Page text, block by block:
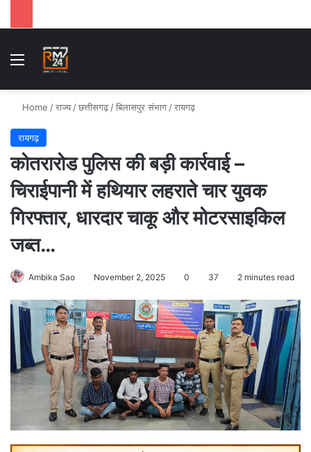
Menu
Home /राज्य /छत्तीसगढ़ /बिलासपुर संभाग /रायगढ़
रायगढ़
कोतरारोड पुलिस की बड़ी कार्रवाई –
चिराईपानी में हथियार लहराते चार युवक
गिरफ्तार, धारदार चाकू और मोटरसाइकिल
जब्त…
Ambika Sao November 2, 2025 0 37 2 minutes read